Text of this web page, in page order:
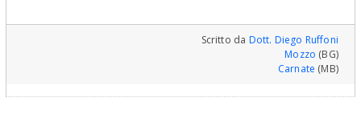
Scritto da Dott. Diego Ruffoni
Mozzo (BG)
Carnate (MB)